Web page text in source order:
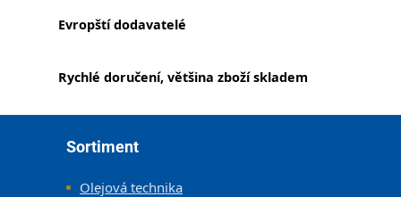
Evropští dodavatelé
Rychlé doručení, většina zboží skladem
Sortiment
Olejová technika